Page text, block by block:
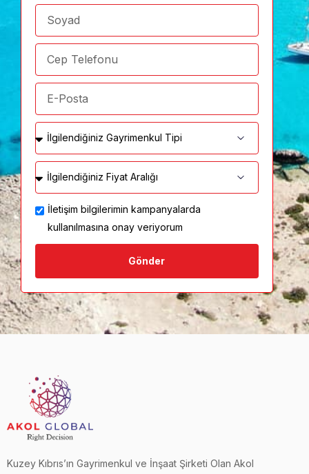
İletişim bilgilerimin kampanyalarda
kullanılmasına onay veriyorum
Gönder
Kuzey Kıbrıs’ın Gayrimenkul ve İnşaat Şirketi Olan Akol